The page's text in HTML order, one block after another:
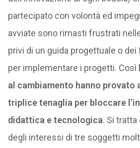
partecipato con volontà ed
avviate sono rimasti frustrati
privi di un guida progettuale o
per implementare i progetti. Così
al cambiamento hanno provato
triplice tenaglia per bloccare
didattica e tecnologica. Si
degli interessi di tre soggetti